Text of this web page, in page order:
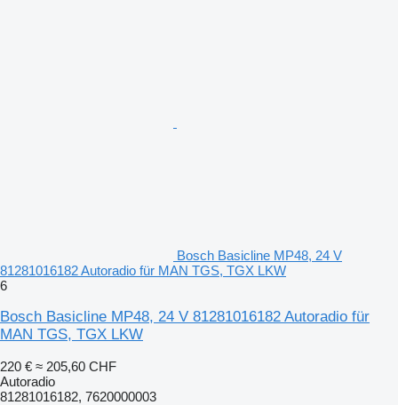
Bosch Basicline MP48, 24 V
81281016182 Autoradio für MAN TGS, TGX LKW
6
Bosch Basicline MP48, 24 V 81281016182 Autoradio für
MAN TGS, TGX LKW
220 € ≈ 205,60 CHF
Autoradio
81281016182, 7620000003